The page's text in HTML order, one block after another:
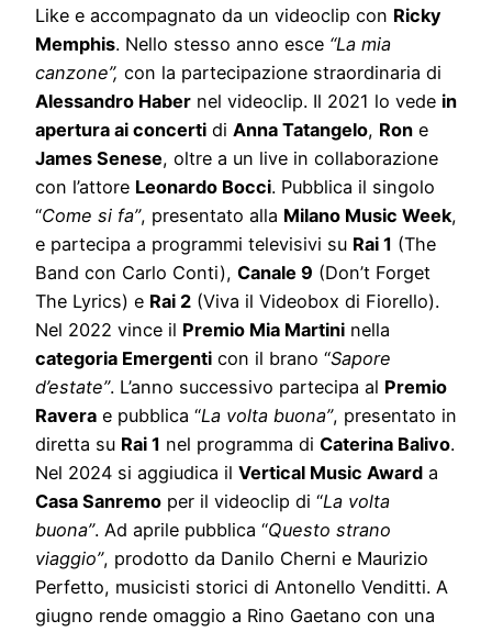
Like e accompagnato da un videoclip con Ricky
Memphis. Nello stesso anno esce “La mia
canzone”, con la partecipazione straordinaria di
Alessandro Haber nel videoclip. Il 2021 lo vede in
apertura ai concerti di Anna Tatangelo, Ron e
James Senese, oltre a un live in collaborazione
con l’attore Leonardo Bocci. Pubblica il singolo
“Come si fa”, presentato alla Milano Music Week,
e partecipa a programmi televisivi su Rai 1 (The
Band con Carlo Conti), Canale 9 (Don’t Forget
The Lyrics) e Rai 2 (Viva il Videobox di Fiorello).
Nel 2022 vince il Premio Mia Martini nella
categoria Emergenti con il brano “Sapore
d’estate”. L’anno successivo partecipa al Premio
Ravera e pubblica “La volta buona”, presentato in
diretta su Rai 1 nel programma di Caterina Balivo.
Nel 2024 si aggiudica il Vertical Music Award a
Casa Sanremo per il videoclip di “La volta
buona”. Ad aprile pubblica “Questo strano
viaggio”, prodotto da Danilo Cherni e Maurizio
Perfetto, musicisti storici di Antonello Venditti. A
giugno rende omaggio a Rino Gaetano con una